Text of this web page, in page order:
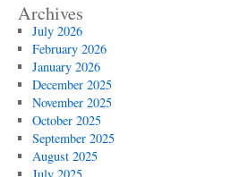
Archives
July 2026
February 2026
January 2026
December 2025
November 2025
October 2025
September 2025
August 2025